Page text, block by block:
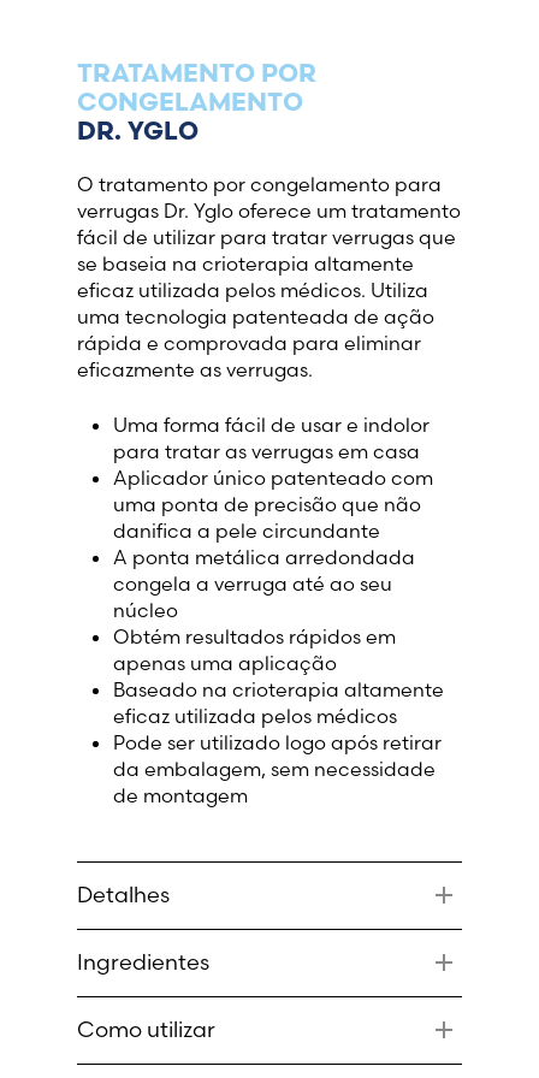
TRATAMENTO POR
CONGELAMENTO
DR. YGLO
O tratamento por congelamento para
verrugas Dr. Yglo oferece um tratamento
fácil de utilizar para tratar verrugas que
se baseia na crioterapia altamente
eficaz utilizada pelos médicos. Utiliza
uma tecnologia patenteada de ação
rápida e comprovada para eliminar
eficazmente as verrugas.
Uma forma fácil de usar e indolor
para tratar as verrugas em casa
Aplicador único patenteado com
uma ponta de precisão que não
danifica a pele circundante
A ponta metálica arredondada
congela a verruga até ao seu
núcleo
Obtém resultados rápidos em
apenas uma aplicação
Baseado na crioterapia altamente
eficaz utilizada pelos médicos
Pode ser utilizado logo após retirar
da embalagem, sem necessidade
de montagem
Detalhes
Sem contacto direto entre o gás e a
pele
Ideal para verrugas nos pés
Ingredientes
arrefecedor ártico (DME)
Como utilizar
Finland (Finnish)
Hong Kong (Chinese)
India (Hindi)
Italy (Italian)
Kuwait (Arabic)
Latvia (Latvian)
Lithuania (Lithuanian)
Morocco (French)
Poland (Polish)
Sweden (Swedish)